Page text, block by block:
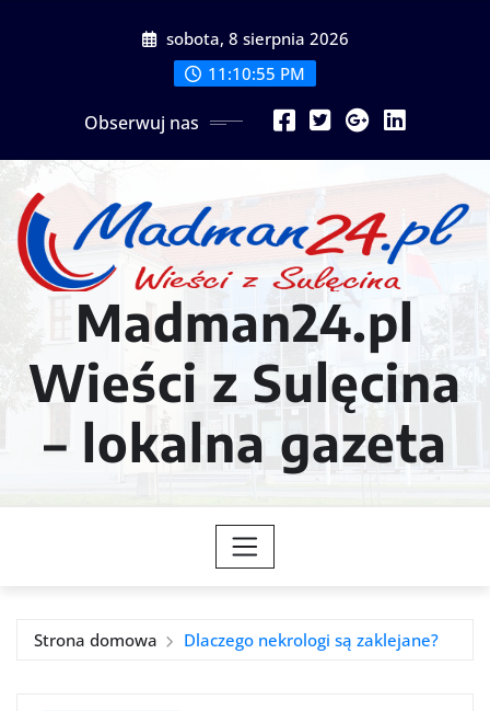
sobota, 8 sierpnia 2026
11:10:56 PM
Obserwuj nas
Madman24.pl
Wieści z Sulęcina
– lokalna gazeta
Strona domowa Dlaczego nekrologi są zaklejane?